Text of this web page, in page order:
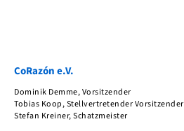
CoRazón e.V.
Dominik Demme, Vorsitzender
Tobias Koop, Stellvertretender Vorsitzender
Stefan Kreiner, Schatzmeister